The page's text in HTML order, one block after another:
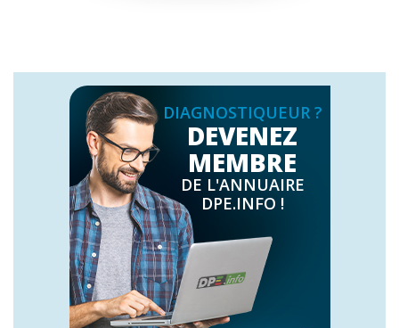
DIAGNOSTIQUEUR ?
DEVENEZ
MEMBRE
DE L'ANNUAIRE
DPE.INFO !